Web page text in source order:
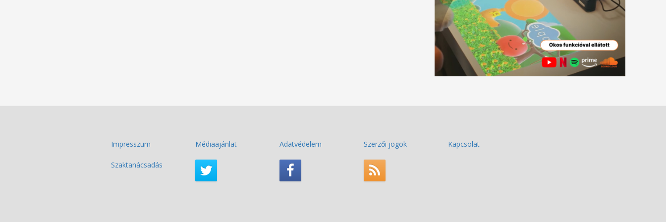
Impresszum Médiaajánlat Adatvédelem Szerzői jogok Kapcsolat
Szaktanácsadás